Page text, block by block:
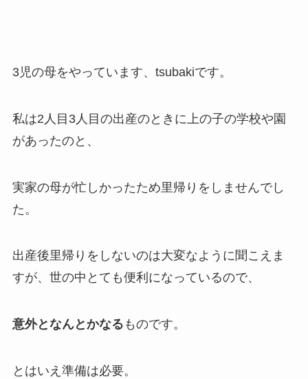
3児の母をやっています、tsubakiです。
私は2人目3人目の出産のときに上の子の学校や園
があったのと、
実家の母が忙しかったため里帰りをしませんでし
た。
出産後里帰りをしないのは大変なように聞こえま
すが、世の中とても便利になっているので、
意外となんとかなる ものです。
とはいえ準備は必要。